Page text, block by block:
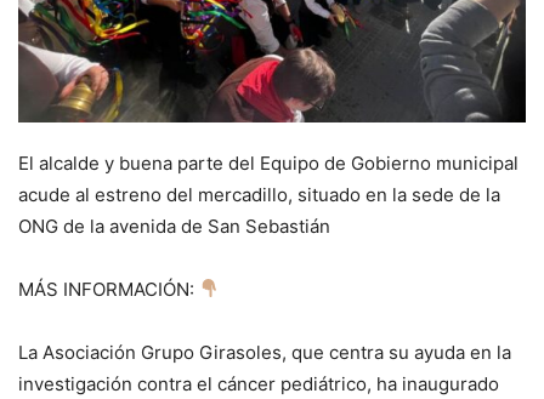
El alcalde y buena parte del Equipo de Gobierno municipal
acude al estreno del mercadillo, situado en la sede de la
ONG de la avenida de San Sebastián
MÁS INFORMACIÓN:
La Asociación Grupo Girasoles, que centra su ayuda en la
investigación contra el cáncer pediátrico, ha inaugurado